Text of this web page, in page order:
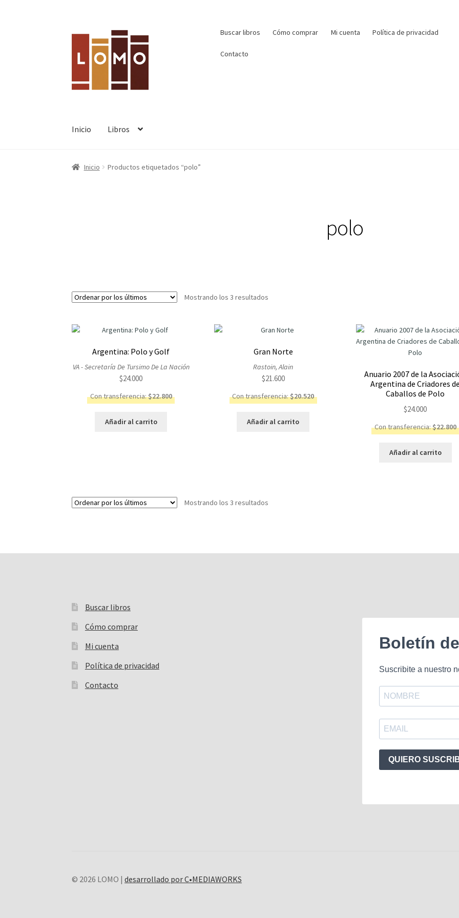
la
navegación
contenido
Buscar libros
Buscar: Cómo comprar Mi cuenta Política de privacidad
Contacto
Inicio Libros
Inicio Productos etiquetados “polo”
polo
Mostrando los 3 resultados
últimos
Argentina: Polo y Golf
VA - Secretaría De Tursimo De La Nación
$24.000
Con transferencia:$22.800
Añadir al carrito
Gran Norte
Rastoin, Alain
$21.600
Con transferencia:$20.520
Añadir al carrito
Anuario 2007 de la
Argentina de Criadores de
Caballos de Polo
$24.000
Con transferencia:$22.800
Añadir al carrito
Mostrando los 3 resultados
Buscar libros
Buscar:
Cómo comprar
Mi cuenta
Política de privacidad
Contacto
Boletín
Suscribite a nuestro
QUIERO
© 2026 LOMO |desarrollado por C•MEDIAWORKS